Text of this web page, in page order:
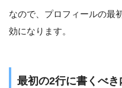
なので、プロフィールの最
効になります。
最初の2行に書くべき